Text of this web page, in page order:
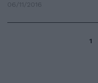
06/11/2016
1